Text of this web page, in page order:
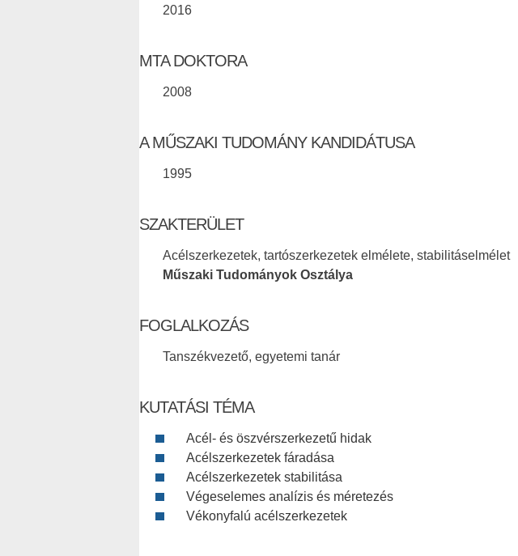
2016
MTA DOKTORA
2008
A MŰSZAKI TUDOMÁNY KANDIDÁTUSA
1995
SZAKTERÜLET
Acélszerkezetek, tartószerkezetek elmélete, stabilitáselmélet
Műszaki Tudományok Osztálya
FOGLALKOZÁS
Tanszékvezető, egyetemi tanár
KUTATÁSI TÉMA
Acél- és öszvérszerkezetű hidak
Acélszerkezetek fáradása
Acélszerkezetek stabilitása
Végeselemes analízis és méretezés
Vékonyfalú acélszerkezetek